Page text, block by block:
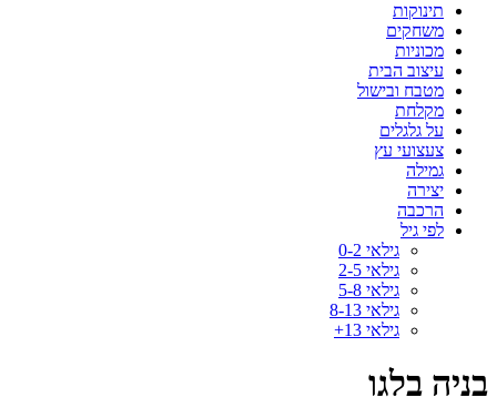
תינוקות
משחקים
מכוניות
עיצוב הבית
מטבח ובישול
מקלחת
על גלגלים
צעצועי עץ
גמילה
יצירה
הרכבה
לפי גיל
גילאי 0-2
גילאי 2-5
גילאי 5-8
גילאי 8-13
גילאי 13+
בניה בלגו